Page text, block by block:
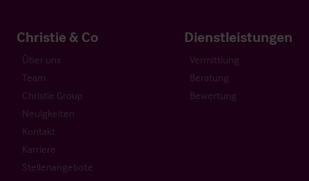
Christie & Co
Über uns
Team
Christie Group
Neuigkeiten
Kontakt
Karriere
Stellenangebote
Dienstleistungen
Vermittlung
Beratung
Bewertung